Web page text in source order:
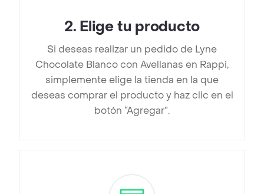
2. Elige tu producto
Si deseas realizar un pedido de Lyne
Chocolate Blanco con Avellanas en Rappi,
simplemente elige la tienda en la que
deseas comprar el producto y haz clic en el
botón “Agregar”.